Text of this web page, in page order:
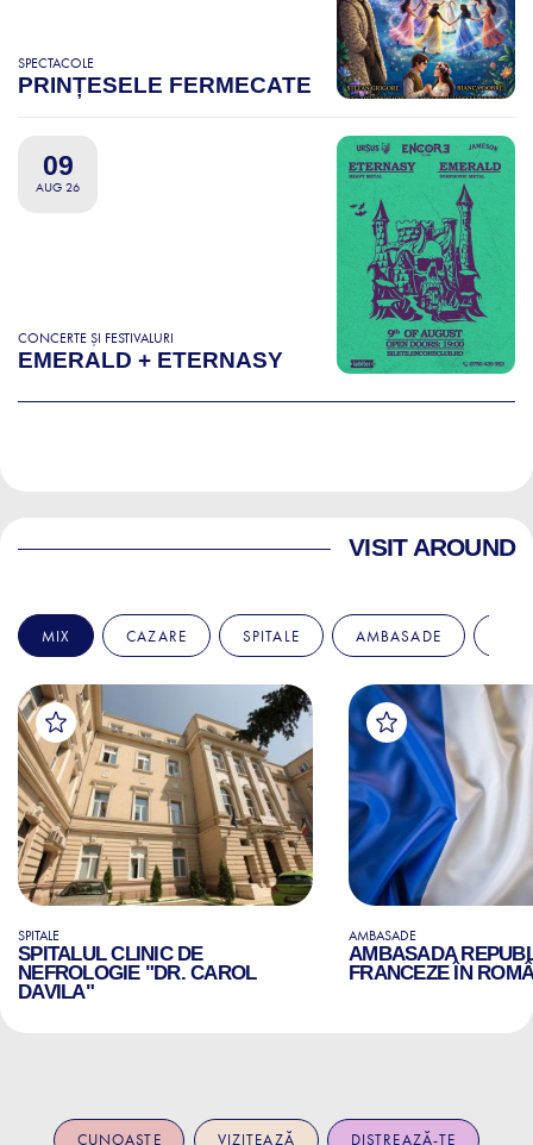
SPECTACOLE
PRINȚESELE FERMECATE
09
AUG 26
CONCERTE ȘI FESTIVALURI
EMERALD + ETERNASY
VISIT AROUND
MIX CAZARE SPITALE AMBASADE
SPITALE
SPITALUL CLINIC DE
NEFROLOGIE "DR. CAROL
DAVILA"
AMBASADE
AMBASADA
FRANCEZE ÎN
CUNOAȘTE VIZITEAZĂ DISTREAZĂ-TE